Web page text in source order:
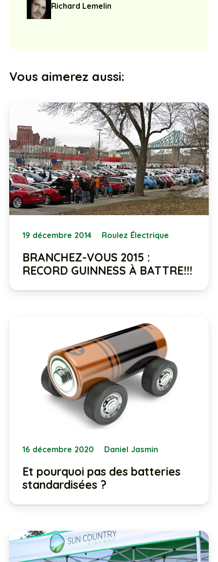
Richard Lemelin
Vous aimerez aussi:
19 décembre 2014 Roulez Électrique
BRANCHEZ-VOUS 2015 :
RECORD GUINNESS À BATTRE!!!
16 décembre 2020 Daniel Jasmin
Et pourquoi pas des batteries
standardisées ?